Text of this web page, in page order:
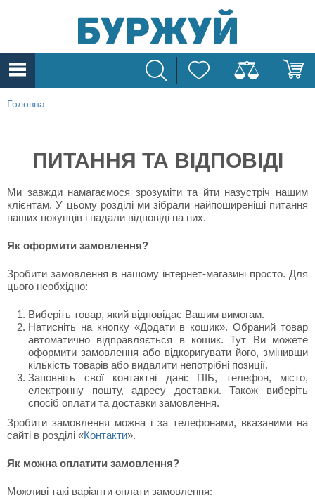
Головна
ПИТАННЯ ТА ВІДПОВІДІ
Ми завжди намагаємося зрозуміти та йти назустріч нашим
клієнтам. У цьому розділі ми зібрали найпоширеніші питання
наших покупців і надали відповіді на них.
Як оформити замовлення?
Зробити замовлення в нашому інтернет-магазині просто. Для
цього необхідно:
Виберіть товар, який відповідає Вашим вимогам.
Натисніть на кнопку «Додати в кошик». Обраний товар
автоматично відправляється в кошик. Тут Ви можете
оформити замовлення або відкоригувати його, змінивши
кількість товарів або видалити непотрібні позиції.
Заповніть свої контактні дані: ПІБ, телефон, місто,
електронну пошту, адресу доставки. Також виберіть
спосіб оплати та доставки замовлення.
Зробити замовлення можна і за телефонами, вказаними на
сайті в розділі «Контакти».
Як можна оплатити замовлення?
Можливі такі варіанти оплати замовлення: